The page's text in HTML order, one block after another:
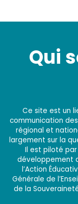
Qui
Ce site est un
communication
régional et
largement sur la
Il est piloté
développement
l’Action
Générale de
de la